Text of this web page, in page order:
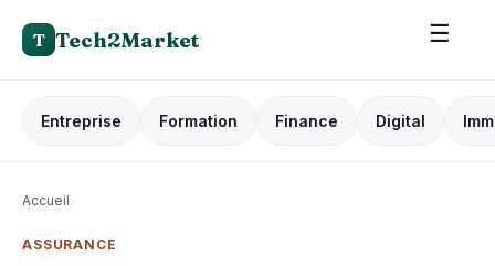
T Tech2Market ☰
Entreprise Formation Finance Digital
Accueil›
ASSURANCE